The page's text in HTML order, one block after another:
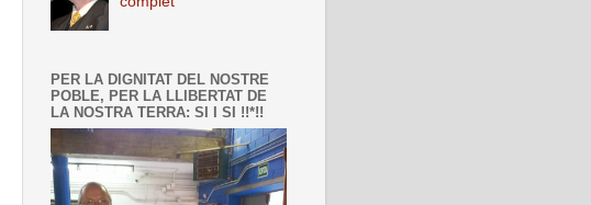
PER LA DIGNITAT DEL NOSTRE
POBLE, PER LA LLIBERTAT DE
LA NOSTRA TERRA: SI I SI !!*!!